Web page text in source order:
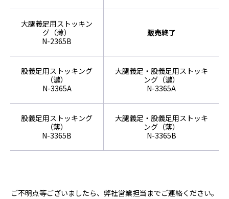
大腿義足用ストッキン
グ（薄）
N-2365B
販売終了
股義足用ストッキング
（濃）
N-3365A
大腿義足・股義足用ストッキ
ング（濃）
N-3365A
股義足用ストッキング
（薄）
N-3365B
大腿義足・股義足用ストッキ
ング（薄）
N-3365B
ご不明点等ございましたら、弊社営業担当までご連絡ください。